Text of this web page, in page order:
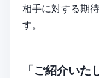
相手に対する期
す。
「ご紹介い